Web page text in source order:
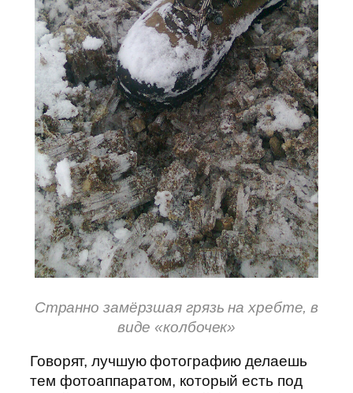
Странно замёрзшая грязь на хребте, в
виде «колбочек»
Говорят, лучшую фотографию делаешь
тем фотоаппаратом, который есть под